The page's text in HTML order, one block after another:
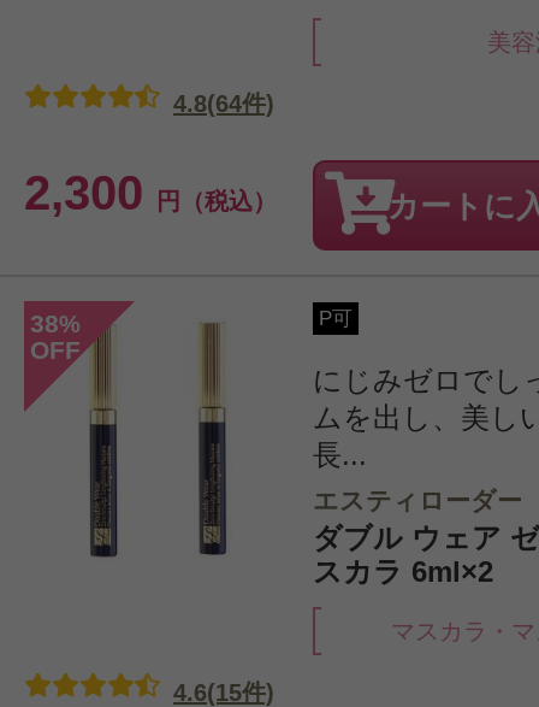
美
2,300 円（税込）
4.8(64件)
カートに
38%
OFF
P可
にじみゼロでし
ムを出し、美し
長...
エスティローダー
ダブル ウェア
スカラ 6ml×2
マスカラ・
4.6(15件)